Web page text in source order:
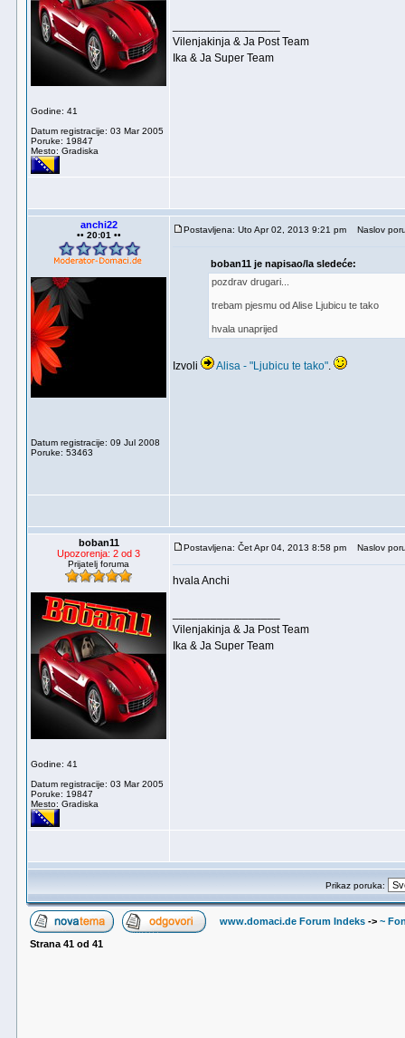
Godine: 41
Datum registracije: 03 Mar 2005
Poruke: 19847
Mesto: Gradiska
Vilenjakinja & Ja Post Team
Ika & Ja Super Team
anchi22
•• 20:01 ••
Datum registracije: 09 Jul 2008
Poruke: 53463
Postavljena: Uto Apr 02, 2013 9:21 pm Naslov
boban11 je napisao/la sledeće:
pozdrav drugari...
trebam pjesmu od Alise Ljubicu te tako
hvala unaprijed
Izvoli Alisa - "Ljubicu te tako".
boban11
Upozorenja: 2 od 3
Prijatelj foruma
Godine: 41
Datum registracije: 03 Mar 2005
Poruke: 19847
Mesto: Gradiska
Postavljena: Čet Apr 04, 2013 8:58 pm Naslov
hvala Anchi
Vilenjakinja & Ja Post Team
Ika & Ja Super Team
Prikaz poruka:
www.domaci.de Forum Indeks -> ~
Strana 41 od 41